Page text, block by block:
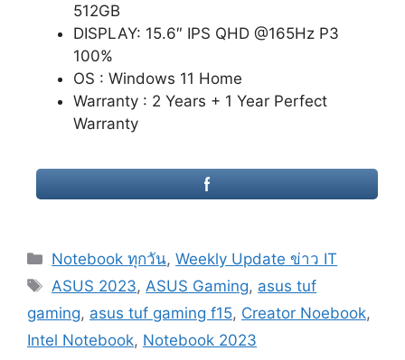
512GB
DISPLAY: 15.6″ IPS QHD @165Hz P3
100%
OS : Windows 11 Home
Warranty : 2 Years + 1 Year Perfect
Warranty
Categories
Notebook ทุกวัน,Weekly Update ข่าว IT
Tags
ASUS 2023,ASUS Gaming, asus tuf
gaming, asus tuf gaming f15, Creator Noebook,
Intel Notebook, Notebook 2023